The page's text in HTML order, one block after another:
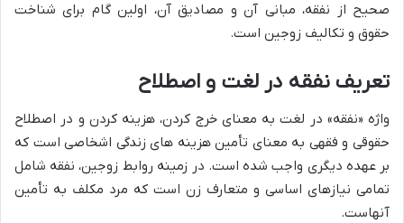
صحیح از نفقه، مبانی آن و مصادیق آن، اولین گام برای شناخت
حقوق و تکالیف زوجین است.
تعریف نفقه در لغت و اصطلاح
واژه «نفقه» در لغت به معنای خرج کردن، هزینه کردن و در اصطلاح
حقوقی و فقهی به معنای تأمین هزینه های زندگی اشخاصی است که
بر عهده دیگری واجب شده است. در زمینه روابط زوجین، نفقه شامل
تمامی نیازهای اساسی و متعارف زن است که مرد مکلف به تأمین
آنهاست.